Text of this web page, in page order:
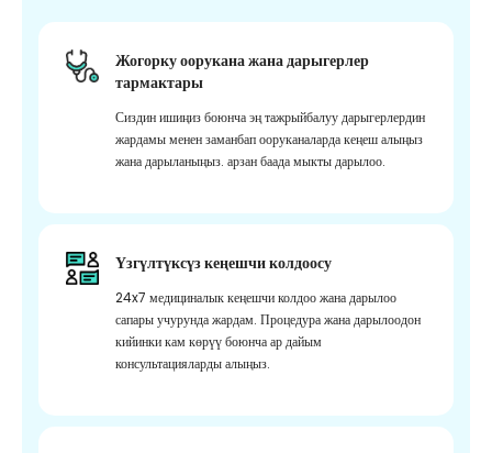
Жогорку оорукана жана дарыгерлер
тармактары
Сиздин ишиңиз боюнча эң тажрыйбалуу дарыгерлердин
жардамы менен заманбап ооруканаларда кеңеш алыңыз
жана дарыланыңыз. арзан баада мыкты дарылоо.
Үзгүлтүксүз кеңешчи колдоосу
24x7 медициналык кеңешчи колдоо жана дарылоо
сапары учурунда жардам. Процедура жана дарылоодон
кийинки кам көрүү боюнча ар дайым
консультацияларды алыңыз.